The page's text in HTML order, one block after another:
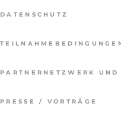
DATENSCHUTZ
PARTNERNETZWERK
PRESSE / VORTRÄGE